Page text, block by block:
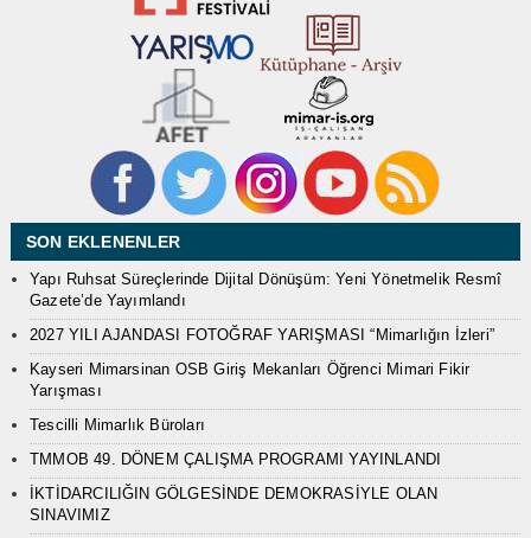
SON EKLENENLER
Yapı Ruhsat Süreçlerinde Dijital Dönüşüm: Yeni Yönetmelik Resmî
Gazete’de Yayımlandı
2027 YILI AJANDASI FOTOĞRAF YARIŞMASI “Mimarlığın İzleri”
Kayseri Mimarsinan OSB Giriş Mekanları Öğrenci Mimari Fikir
Yarışması
Tescilli Mimarlık Büroları
TMMOB 49. DÖNEM ÇALIŞMA PROGRAMI YAYINLANDI
İKTİDARCILIĞIN GÖLGESİNDE DEMOKRASİYLE OLAN
SINAVIMIZ